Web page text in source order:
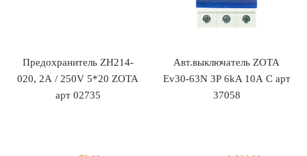
Предохранитель ZH214-
020, 2А / 250V 5*20 ZOTA
арт 02735
Авт.выключатель ZOTA
Ev30-63N 3Р 6kA 10А С арт
37058